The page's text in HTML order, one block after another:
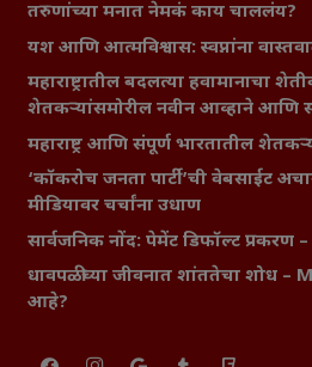
तरुणांच्या मनात नेमकं काय चाललंय?
यश आणि आत्मविश्वास: स्वप्नांना
महाराष्ट्रातील बदलत्या हवामानाचा
शेतकऱ्यांसमोरील नवीन आव्हाने आणि
महाराष्ट्र आणि संपूर्ण भारतातील
‘कॉकरोच जनता पार्टी’ची वेबसाईट
मीडियावर चर्चांना उधाण
सार्वजनिक नोंद: पेमेंट डिफॉल्ट प्रकरण
धावपळीच्या जीवनात शांततेचा शोध
आहे?